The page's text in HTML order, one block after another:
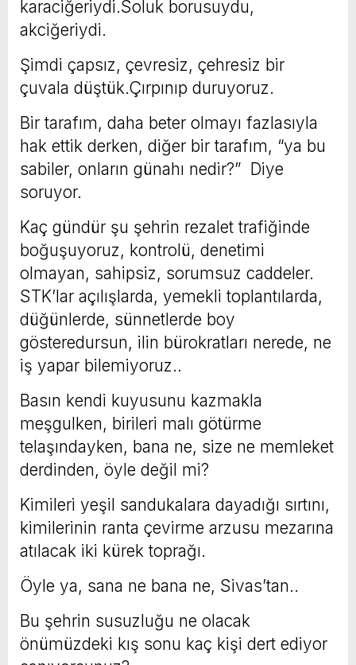
karaciğeriydi.Soluk borusuydu,
akciğeriydi.
Şimdi çapsız, çevresiz, çehresiz bir
çuvala düştük.Çırpınıp duruyoruz.
Bir tarafım, daha beter olmayı fazlasıyla
hak ettik derken, diğer bir tarafım, “ya bu
sabiler, onların günahı nedir?” Diye
soruyor.
Kaç gündür şu şehrin rezalet trafiğinde
boğuşuyoruz, kontrolü, denetimi
olmayan, sahipsiz, sorumsuz caddeler.
STK’lar açılışlarda, yemekli toplantılarda,
düğünlerde, sünnetlerde boy
gösteredursun, ilin bürokratları nerede, ne
iş yapar bilemiyoruz..
Basın kendi kuyusunu kazmakla
meşgulken, birileri malı götürme
telaşındayken, bana ne, size ne memleket
derdinden, öyle değil mi?
Kimileri yeşil sandukalara dayadığı sırtını,
kimilerinin ranta çevirme arzusu mezarına
atılacak iki kürek toprağı.
Öyle ya, sana ne bana ne, Sivas’tan..
Bu şehrin susuzluğu ne olacak
önümüzdeki kış sonu kaç kişi dert ediyor